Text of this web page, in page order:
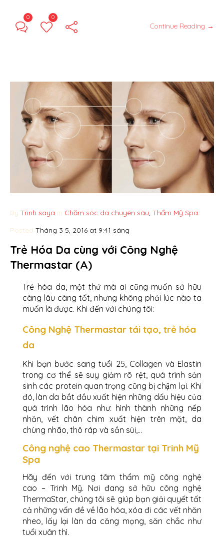
0 0
Continue Reading →
By Trinh saya in Chăm sóc da chuyên sâu, Thẩm Mỹ Spa
Posted Tháng 3 5, 2016 at 9:41 sáng
Trẻ Hóa Da cùng với Công Nghệ
Thermastar (A)
Trẻ hóa da, một thứ mà ai cũng muốn sở hữu
càng lâu càng tốt, nhưng không phải lúc nào ta
muốn là được. Khi đến với chúng tôi:
Công Nghệ Thermastar tái tạo, trẻ hóa
da
Khi bạn bước sang tuổi 25, Collagen và Elastin
trong cơ thể sẽ suy giảm rõ rệt, quá trình sản
sinh các protein quan trọng cũng bị chậm lại. Khi
đó, làn da bắt đầu xuất hiện những dấu hiệu của
quá trình lão hóa như: hình thành những nếp
nhăn, vết chân chim xuất hiện trên mặt, da
chùng nhão, thô ráp và sần sùi,…
Công nghệ cao Thermastar tại Trinh Mỹ
Spa
Hãy đến với trung tâm thẩm mỹ công nghệ
cao – Trinh Mỹ. Nơi đang sở hữu công nghệ
ThermaStar, chúng tôi sẽ giúp bạn giải quyết tất
cả những vấn đề về lão hóa, xóa đi các vết nhăn
nheo, lấy lại làn da căng mọng, săn chắc như
tuổi xuân thì.